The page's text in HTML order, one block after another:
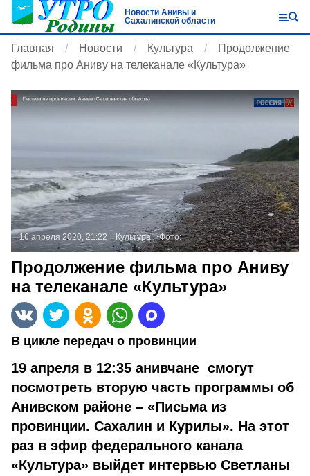
Новости Анивы и
Сахалинской области
Главная Новости Культура
Продолжение
фильма про Аниву на телеканале «Культура»
16 апреля 2020, 21:22 Культура Фото:
Продолжение фильма про Аниву
на телеканале «Культура»
В цикле передач о провинции
19 апреля в 12:35 анивчане смогут
посмотреть вторую часть программы об
Анивском районе – «Письма из
провинции. Сахалин и Курилы». На этот
раз в эфир федерального канала
«Культура» выйдет интервью Светланы